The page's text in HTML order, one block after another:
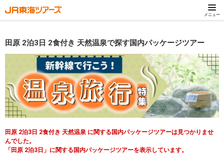
メニュー
田原 2泊3日 2食付き 天然温泉で探す国内パッケージツアー
田原 2泊3日 2食付き 天然温泉 に関する国内パッケージツアーは見つかりませ
んでした。
「田原 2泊3日」に関する国内パッケージツアーを表示しています。